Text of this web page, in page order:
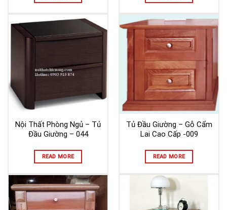
Nội Thất Phòng Ngủ – Tủ
Đầu Giường – 044
READ MORE
Tủ Đầu Giường – Gỗ Cẩm
Lai Cao Cấp -009
READ MORE